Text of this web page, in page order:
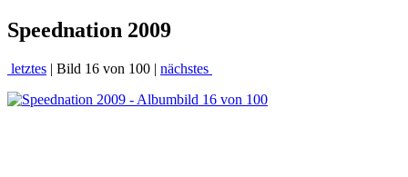
Speednation 2009
letztes | Bild 16 von 100 | nächstes